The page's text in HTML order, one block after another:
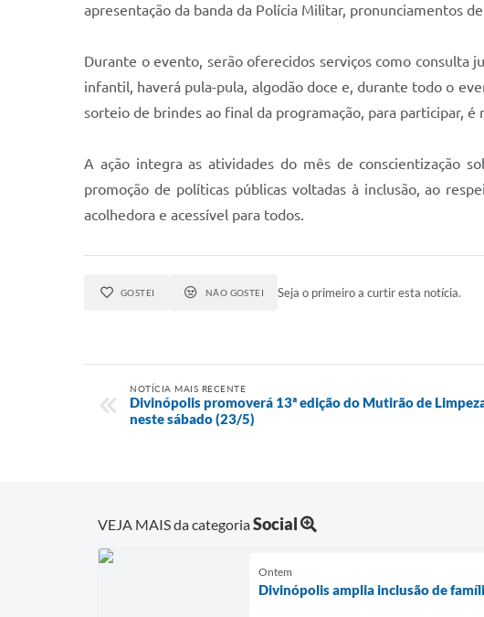
apresentação da banda da Polícia Militar, pronunciamentos
Durante o evento, serão oferecidos serviços como consulta
infantil, haverá pula-pula, algodão doce e, durante todo o
sorteio de brindes ao final da programação, para participar,
A ação integra as atividades do mês de conscientização
promoção de políticas públicas voltadas à inclusão, ao
acolhedora e acessível para todos.
GOSTEI NÃO GOSTEI Seja o primeiro a curtir esta notícia.
NOTÍCIA MAIS RECENTE
Divinópolis promoverá 13ª edição do Mutirão de
neste sábado (23/5)
VEJA MAIS da categoriaSocial
Ontem
Divinópolis amplia inclusão de